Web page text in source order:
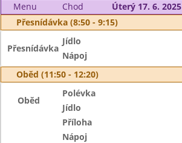
Menu
Chod
Úterý 17. 6. 2025
Přesnídávka (8:50 - 9:15)
Přesnídávka
Jídlo
Nápoj
Oběd (11:50 - 12:20)
Oběd
Polévka
Jídlo
Příloha
Nápoj